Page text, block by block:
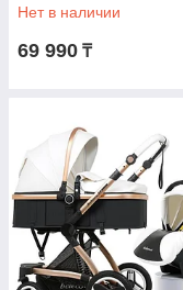
Нет в наличии
69 990 ₸